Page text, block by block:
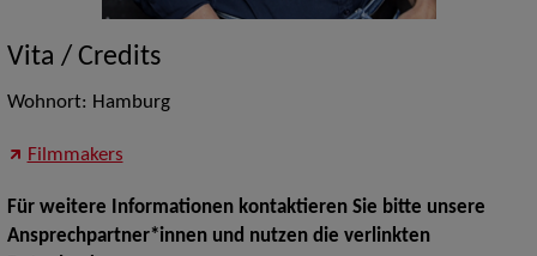
Vita / Credits
Wohnort: Hamburg
Filmmakers
Für weitere Informationen kontaktieren Sie bitte unsere
Ansprechpartner*innen und nutzen die verlinkten